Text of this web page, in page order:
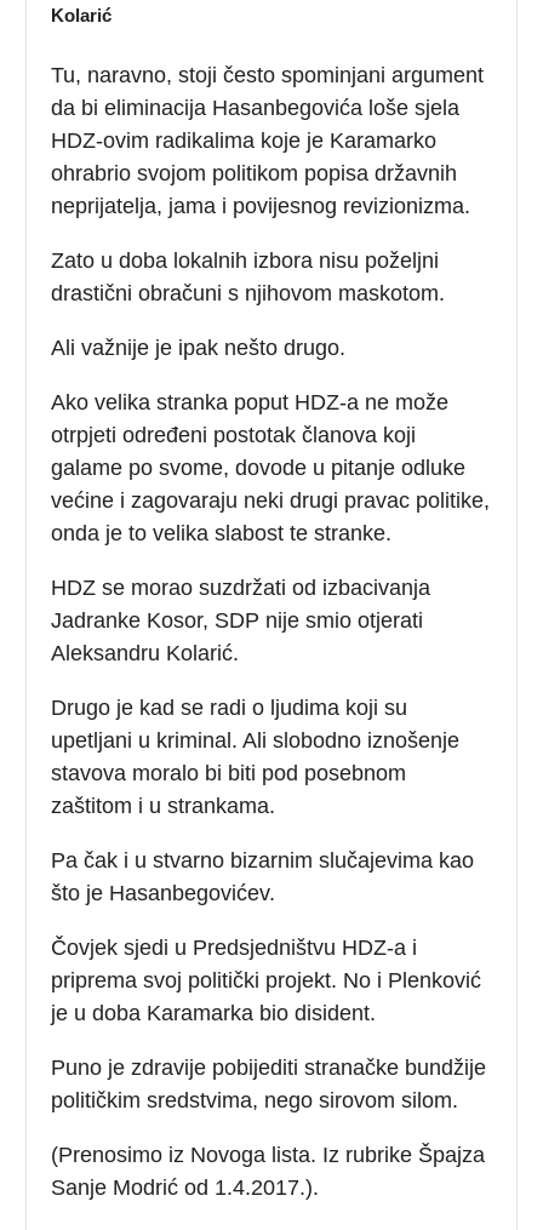
Kolarić
Tu, naravno, stoji često spominjani argument
da bi eliminacija Hasanbegovića loše sjela
HDZ-ovim radikalima koje je Karamarko
ohrabrio svojom politikom popisa državnih
neprijatelja, jama i povijesnog revizionizma.
Zato u doba lokalnih izbora nisu poželjni
drastični obračuni s njihovom maskotom.
Ali važnije je ipak nešto drugo.
Ako velika stranka poput HDZ-a ne može
otrpjeti određeni postotak članova koji
galame po svome, dovode u pitanje odluke
većine i zagovaraju neki drugi pravac politike,
onda je to velika slabost te stranke.
HDZ se morao suzdržati od izbacivanja
Jadranke Kosor, SDP nije smio otjerati
Aleksandru Kolarić.
Drugo je kad se radi o ljudima koji su
upetljani u kriminal. Ali slobodno iznošenje
stavova moralo bi biti pod posebnom
zaštitom i u strankama.
Pa čak i u stvarno bizarnim slučajevima kao
što je Hasanbegovićev.
Čovjek sjedi u Predsjedništvu HDZ-a i
priprema svoj politički projekt. No i Plenković
je u doba Karamarka bio disident.
Puno je zdravije pobijediti stranačke bundžije
političkim sredstvima, nego sirovom silom.
(Prenosimo iz Novoga lista. Iz rubrike Špajza
Sanje Modrić od 1.4.2017.).